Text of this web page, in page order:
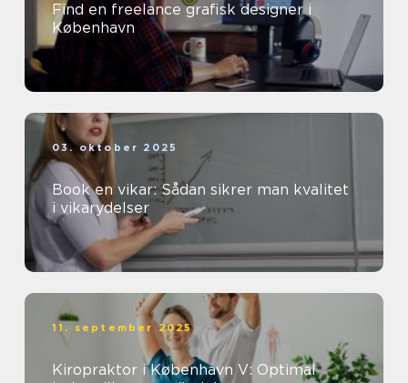
Find en freelance grafisk designer i
København
03. oktober 2025
Book en vikar: Sådan sikrer man kvalitet
i vikarydelser
11. september 2025
Kiropraktor i København V: Optimal